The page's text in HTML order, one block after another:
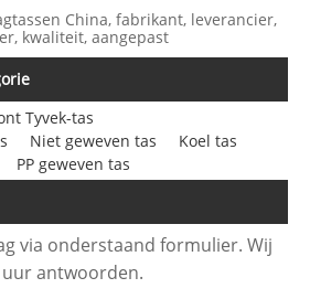
China, fabrikant, leverancier,
kwaliteit, aangepast
Tyvek-tas
Niet geweven tas
Koel tas
PP geweven tas
via onderstaand formulier. Wij
antwoorden.